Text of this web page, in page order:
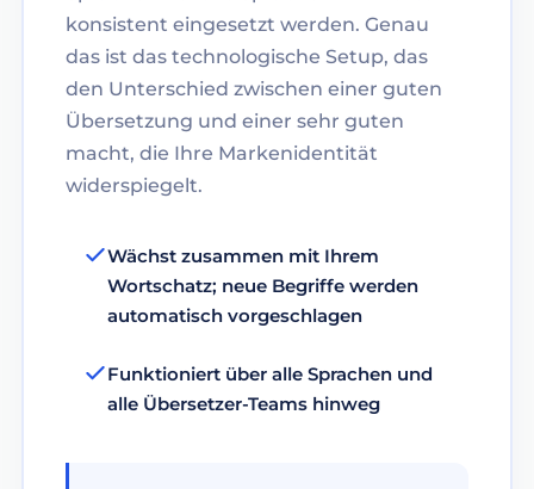
konsistent eingesetzt werden. Genau
das ist das technologische Setup, das
den Unterschied zwischen einer guten
Übersetzung und einer sehr guten
macht, die Ihre Markenidentität
widerspiegelt.
Wächst zusammen mit Ihrem
Wortschatz; neue Begriffe werden
automatisch vorgeschlagen
Funktioniert über alle Sprachen und
alle Übersetzer-Teams hinweg